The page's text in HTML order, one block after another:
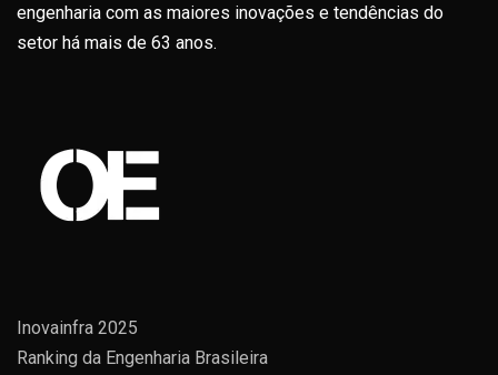
engenharia com as maiores inovações e tendências do
setor há mais de 63 anos.
Inovainfra 2025
Ranking da Engenharia Brasileira